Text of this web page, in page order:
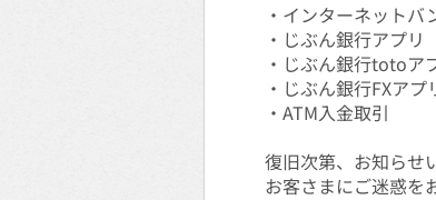
・インターネットバ
・じぶん銀行アプリ
・じぶん銀行totoア
・じぶん銀行FXアプ
・ATM入金取引
復旧次第、お知らせ
お客さまにご迷惑を